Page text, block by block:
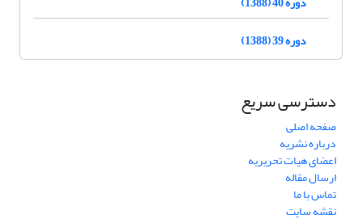
دوره 39 (1388)
دسترسی سریع
صفحه اصلی
درباره نشریه
اعضای هیات تحریریه
ارسال مقاله
تماس با ما
نقشه سایت